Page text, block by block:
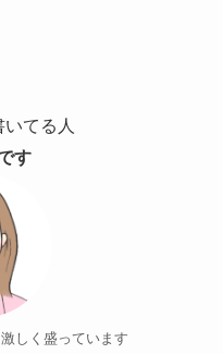
てる人
す
しく盛っています